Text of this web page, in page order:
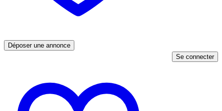
Déposer une annonce
Se connecter